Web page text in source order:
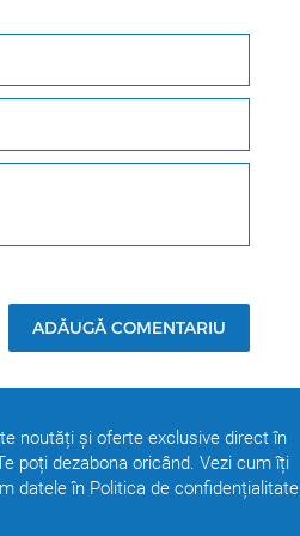
ADĂUGĂ COMENTARIU
noutăți și oferte exclusive direct în
poți dezabona oricând. Vezi cum îți
datele în Politica de confidențialitate.